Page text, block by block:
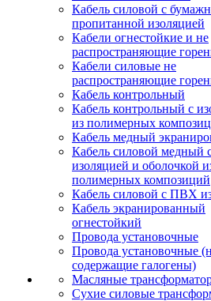
Кабель силовой с
пропитанной изоляцией
Кабели огнестойкие и не
распространяющие
Кабели силовые не
распространяющие
Кабель контрольный
Кабель контрольный с
из полимерных
Кабель медный
Кабель силовой медный
изоляцией и оболочкой
полимерных композиций
Кабель силовой с ПВХ
Кабель экранированный
огнестойкий
Провода установочные
Провода установочные
содержащие галогены)
Масляные
Сухие силовые